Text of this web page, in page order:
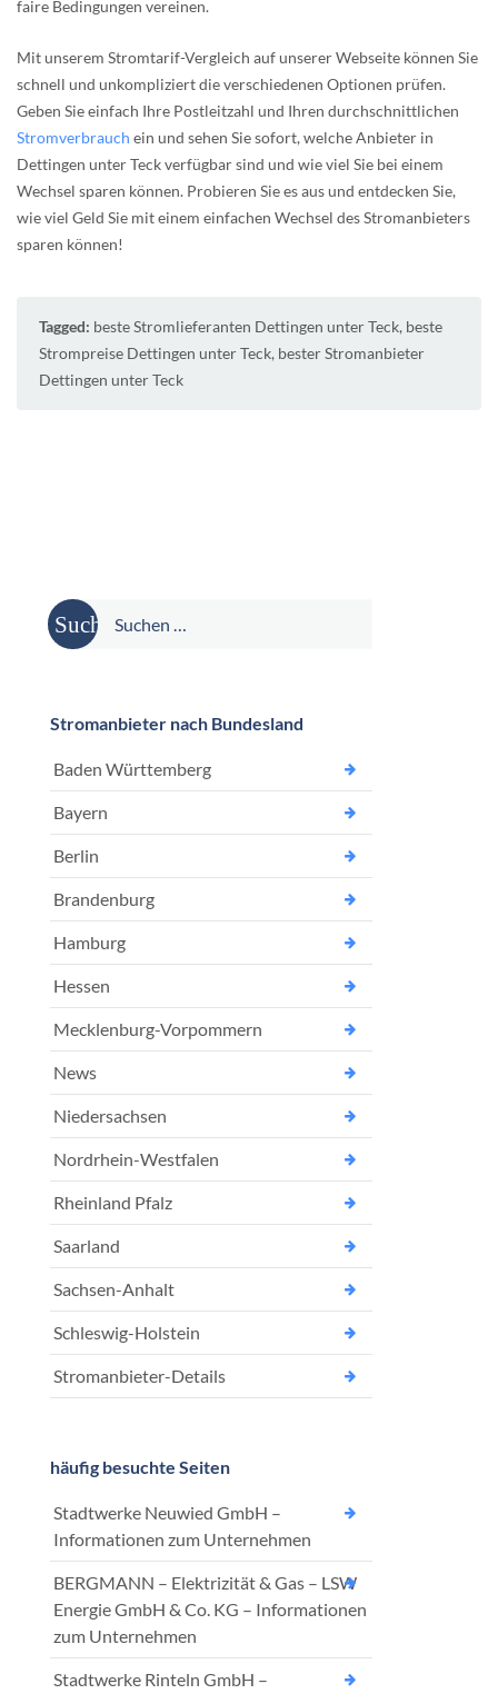
faire Bedingungen vereinen.
Mit unserem Stromtarif-Vergleich auf unserer Webseite können Sie
schnell und unkompliziert die verschiedenen Optionen prüfen.
Geben Sie einfach Ihre Postleitzahl und Ihren durchschnittlichen
Stromverbrauch ein und sehen Sie sofort, welche Anbieter in
Dettingen unter Teck verfügbar sind und wie viel Sie bei einem
Wechsel sparen können. Probieren Sie es aus und entdecken Sie,
wie viel Geld Sie mit einem einfachen Wechsel des Stromanbieters
sparen können!
Tagged: beste Stromlieferanten Dettingen unter Teck, beste
Strompreise Dettingen unter Teck, bester Stromanbieter
Dettingen unter Teck
Suche
nach:
Stromanbieter nach Bundesland
Baden Württemberg
Bayern
Berlin
Brandenburg
Hamburg
Hessen
Mecklenburg-Vorpommern
News
Niedersachsen
Nordrhein-Westfalen
Rheinland Pfalz
Saarland
Sachsen-Anhalt
Schleswig-Holstein
Stromanbieter-Details
häufig besuchte Seiten
Stadtwerke Neuwied GmbH –
Informationen zum Unternehmen
BERGMANN – Elektrizität & Gas – LSW
Energie GmbH & Co. KG – Informationen
zum Unternehmen
Stadtwerke Rinteln GmbH –